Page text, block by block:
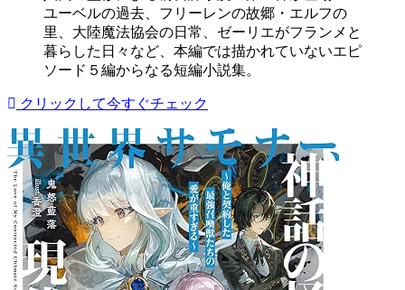
ユーベルの過去、フリーレンの故郷・エルフの
里、大陸魔法協会の日常、ゼーリエがフランメと
暮らした日々など、本編では描かれていないエピ
ソード５編からなる短編小説集。
クリックして今すぐチェック